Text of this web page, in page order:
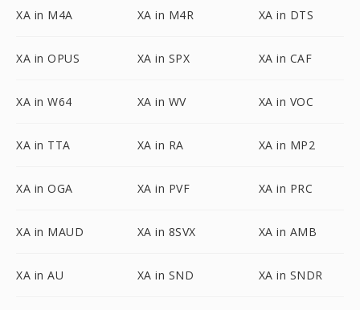
XA in M4A XA in M4R XA in DTS
XA in OPUS XA in SPX XA in CAF
XA in W64 XA in WV XA in VOC
XA in TTA XA in RA XA in MP2
XA in OGA XA in PVF XA in PRC
XA in MAUD XA in 8SVX XA in AMB
XA in AU XA in SND XA in SNDR